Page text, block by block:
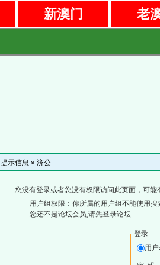
新澳门 老
提示信息 » 济公
您没有登录或者您没有权限访问此页面，可能
用户组权限：你所属的用户组不能使用搜
您还不是论坛会员,请先登录论坛
登录
用